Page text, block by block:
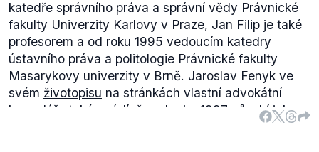
katedře správního práva a správní vědy Právnické
fakulty Univerzity Karlovy v Praze, Jan Filip je také
profesorem a od roku 1995 vedoucím katedry
ústavního práva a politologie Právnické fakulty
Masarykovy univerzity v Brně. Jaroslav Fenyk ve
svém životopisu na stránkách vlastní advokátní
kanceláře také uvádí, že od roku 1997 působí jako
vysokoškolský profesor, a to na Právnické fakultě